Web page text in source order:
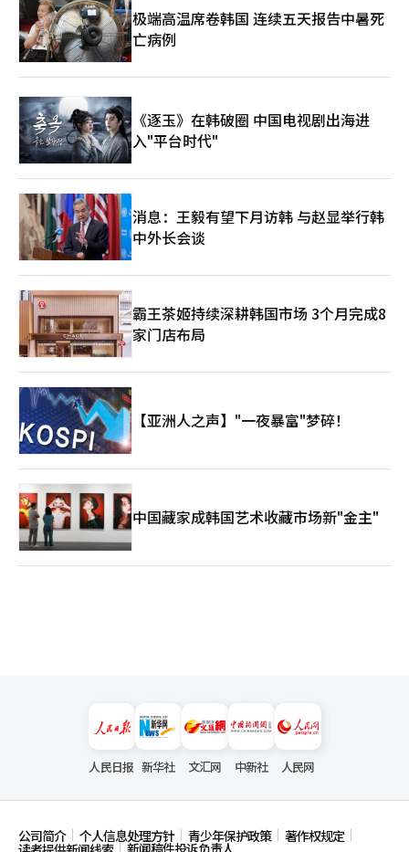
极端高温席卷韩国 连续五天报告中暑死
亡病例
《逐玉》在韩破圈 中国电视剧出海进
入"平台时代"
消息：王毅有望下月访韩 与赵显举行韩
中外长会谈
霸王茶姬持续深耕韩国市场 3个月完成8
家门店布局
【亚洲人之声】"一夜暴富"梦碎！
中国藏家成韩国艺术收藏市场新"金主"
人民日报 新华社 文汇网 中新社 人民网
公司简介 个人信息处理方针 青少年保护政策 著作权规定
新闻稿件投诉负责人